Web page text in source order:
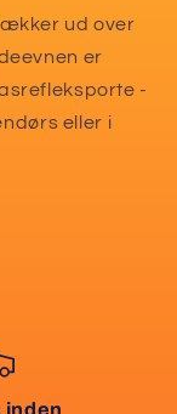
ud over
er
-
eller i